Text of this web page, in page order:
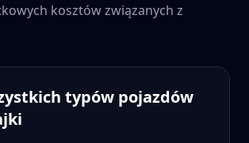
kosztów związanych z
typów pojazdów